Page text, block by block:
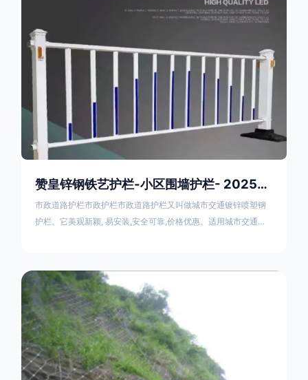
赞皇锌钢铁艺护栏-小区围墙护栏- 2025年17631598285新报价
市政道路护栏市政护栏市政道路护栏又叫做城市交通镀锌喷塑钢
护栏。它美观新颖, 易安装,安全可靠,价格优惠。适用城市交通要
隔离栏，市政道路隔离护栏，人行道路护栏，机动与非机动隔离
护栏、道路中心隔离护栏、带广告牌道路隔离护栏、河道安全护
栏、草坪花坛护栏等市政道路隔离护栏规格齐全、品种多，可以
任